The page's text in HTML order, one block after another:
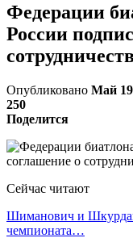
Федерации
России
Опубликовано Май
250
Поделится
Сейчас читают
Шиманович и
чемпионата…